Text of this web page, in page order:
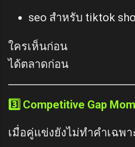
seo สำหรับ tiktok
ใครเห็นก่อน
ได้ตลาดก่อน
3️⃣ Competitive Gap
เมื่อคู่แข่งยังไม่ทำคำเฉพา